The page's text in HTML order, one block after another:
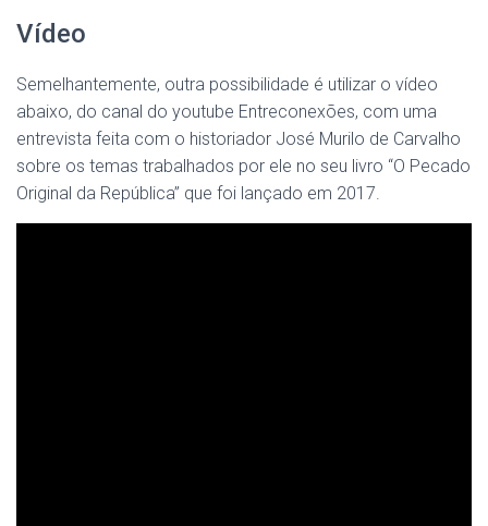
Vídeo
Semelhantemente, outra possibilidade é utilizar o vídeo
abaixo, do canal do youtube Entreconexões, com uma
entrevista feita com o historiador José Murilo de Carvalho
sobre os temas trabalhados por ele no seu livro “O Pecado
Original da República” que foi lançado em 2017.